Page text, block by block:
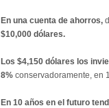
En una cuenta de ahorros,
$10,000 dólares.
Los $4,150 dólares los
8% conservadoramente, en
En 10 años en el futuro